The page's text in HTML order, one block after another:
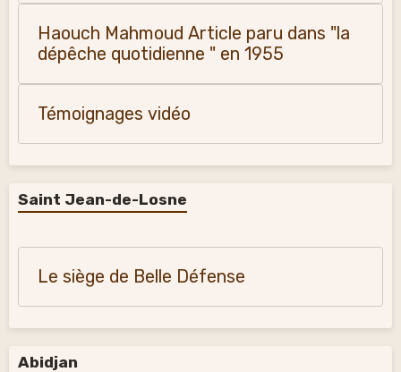
Haouch Mahmoud Article paru dans "la
dépêche quotidienne " en 1955
Témoignages vidéo
Saint Jean-de-Losne
Le siège de Belle Défense
Abidjan